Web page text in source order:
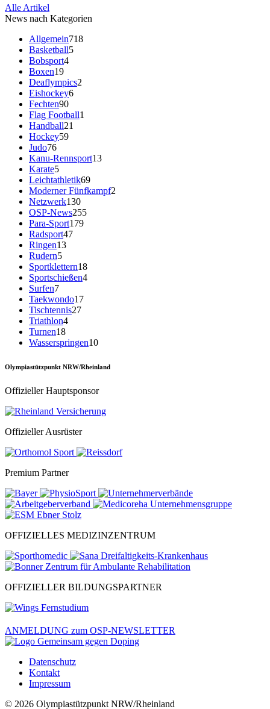
Alle Artikel
News nach Kategorien
Allgemein718
Basketball5
Bobsport4
Boxen19
Deaflympics2
Eishockey6
Fechten90
Flag Football1
Handball21
Hockey59
Judo76
Kanu-Rennsport13
Karate5
Leichtathletik69
Moderner Fünfkampf2
Netzwerk130
OSP-News255
Para-Sport179
Radsport47
Ringen13
Rudern5
Sportklettern18
Sportschießen4
Surfen7
Taekwondo17
Tischtennis27
Triathlon4
Turnen18
Wasserspringen10
Olympiastützpunkt NRW/Rheinland
Offizieller Hauptsponsor
Offizieller Ausrüster
Premium Partner
OFFIZIELLES MEDIZINZENTRUM
OFFIZIELLER BILDUNGSPARTNER
ANMELDUNG zum OSP-NEWSLETTER
Datenschutz
Kontakt
Impressum
© 2026 Olympiastützpunkt NRW/Rheinland